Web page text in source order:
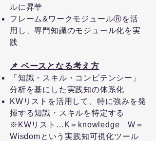
ルに昇華
フレーム&ワークモジュールⓇを活
用し、専門知識のモジュール化を実
践
📌 ベースとなる考え方
「知識・スキル・コンピテンシー」
分析を基にした実践知の体系化
KWリストを活用して、特に強みを発
揮する知識・スキルを特定する
※KWリスト…K＝knowledge W＝
Wisdomという実践知可視化ツール